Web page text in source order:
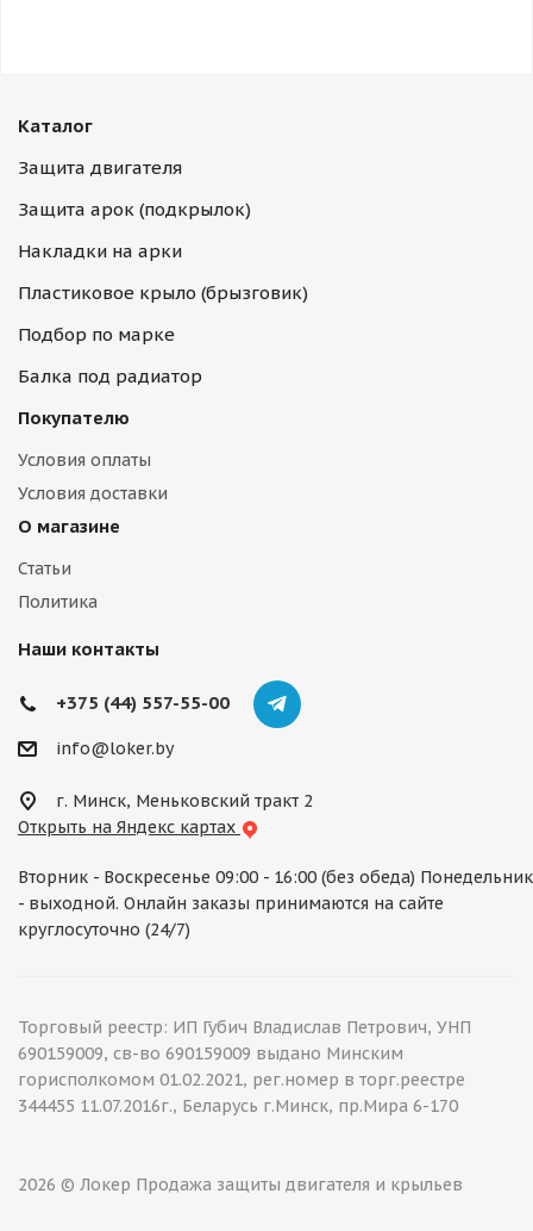
Каталог
Защита двигателя
Защита арок (подкрылок)
Накладки на арки
Пластиковое крыло (брызговик)
Подбор по марке
Балка под радиатор
Покупателю
Условия оплаты
Условия доставки
О магазине
Статьи
Политика
Наши контакты
+375 (44) 557-55-00
info@loker.by
г. Минск, Меньковский тракт 2
Открыть на Яндекс картах
Вторник - Воскресенье 09:00 - 16:00 (без обеда) Понедельник
- выходной. Онлайн заказы принимаются на сайте
круглосуточно (24/7)
Торговый реестр: ИП Губич Владислав Петрович, УНП
690159009, св-во 690159009 выдано Минским
горисполкомом 01.02.2021, рег.номер в торг.реестре
344455 11.07.2016г., Беларусь г.Минск, пр.Мира 6-170
2026 © Локер Продажа защиты двигателя и крыльев